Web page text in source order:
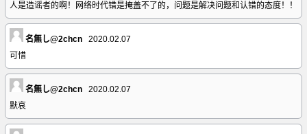
人是造谣者的啊！网络时代错是掩盖不了的，问题是解决问题和认错的态度！！
名無し@2chcn
2020.02.07
可惜
名無し@2chcn
2020.02.07
默哀